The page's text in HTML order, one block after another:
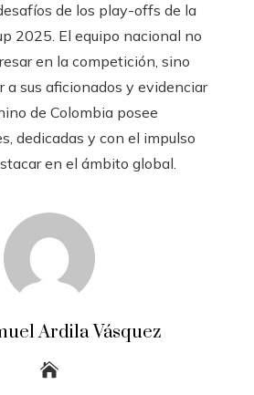
de los play-offs de la
2025. El equipo nacional no
en la competición, sino
sus aficionados y evidenciar
de Colombia posee
dedicadas y con el impulso
en el ámbito global.
Ardila Vásquez